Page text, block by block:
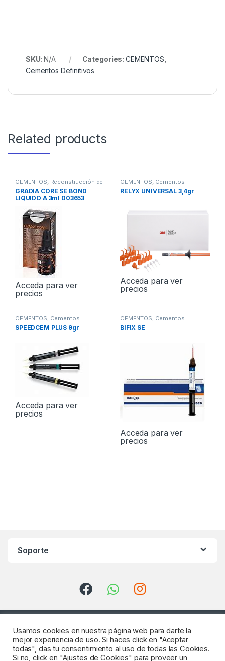
SKU:N/A Categories: CEMENTOS
Cementos Definitivos
Related products
CEMENTOS Reconstrucción de
GRADIA CORE SE BOND
LIQUIDO A 3ml 003653
Acceda para ver
precios
CEMENTOS Cementos
RELYX UNIVERSAL 3,4gr
Acceda para ver
precios
CEMENTOS, Cementos
Definitivos
SPEEDCEM PLUS 9gr
Acceda para ver
precios
CEMENTOS, Cementos
Definitivos
BIFIX SE
Acceda para ver
precios
Soporte
Usamos cookies en nuestra página web para darte la
mejor experiencia de uso. Si haces click en "Aceptar
todas", das tu consentimiento al uso de todas las Cookies.
Si no, click en "Ajustes de Cookies" para proveer un